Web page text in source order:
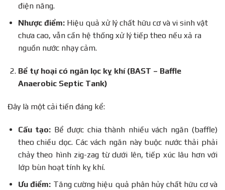
điện năng.
Nhược điểm:Hiệu quả xử lý chất hữu cơ và vi sinh vật
chưa cao, vẫn cần hệ thống xử lý tiếp theo nếu xả ra
nguồn nước nhạy cảm.
Bể tự hoại có ngăn lọc kỵ khí (BAST – Baffle
Anaerobic Septic Tank)
Đây là một cải tiến đáng kể:
Cấu tạo: Bể được chia thành nhiều vách ngăn (baffle)
theo chiều dọc. Các vách ngăn này buộc nước thải phải
chảy theo hình zig-zag từ dưới lên, tiếp xúc lâu hơn với
lớp bùn hoạt tính kỵ khí.
Ưu điểm: Tăng cường hiệu quả phân hủy chất hữu cơ và